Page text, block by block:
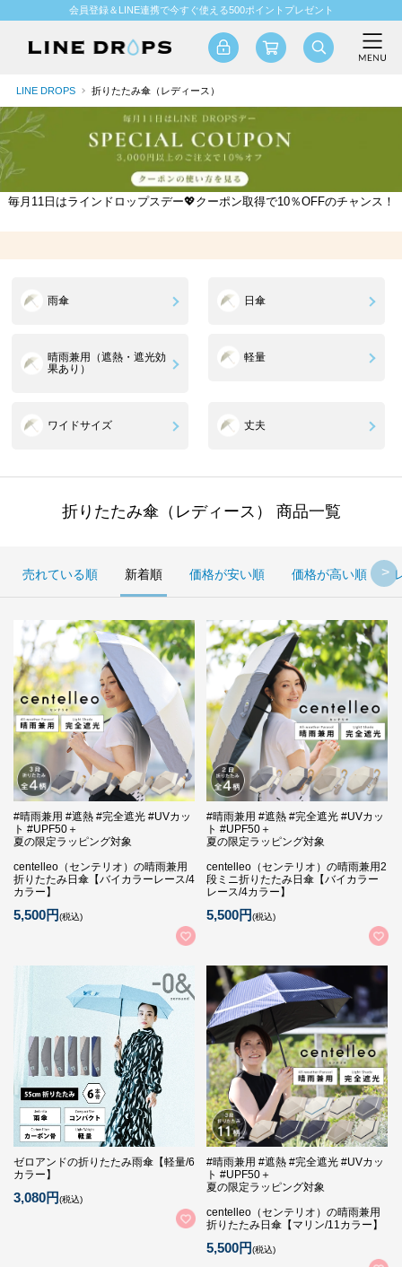
会員登録＆LINE連携で今すぐ使える500ポイントプレゼント
LINE DROPS 折りたたみ傘（レディース）
毎月11日はラインドロップスデー💖クーポン取得で10％OFFのチャンス！
雨傘 日傘
晴雨兼用（遮熱・遮光効
果あり）
軽量
ワイドサイズ 丈夫
折りたたみ傘（レディース） 商品一覧
売れている順 新着順 価格が安い順 価格が高い順
#晴雨兼用 #遮熱 #完全遮光 #UVカッ
ト #UPF50＋
夏の限定ラッピング対象
centelleo（センテリオ）の晴雨兼用
折りたたみ日傘【バイカラーレース/4
カラー】
5,500円(税込)
#晴雨兼用 #遮熱 #完全遮光 #UVカッ
ト #UPF50＋
夏の限定ラッピング対象
centelleo（センテリオ）の晴雨兼用2
段ミニ折りたたみ日傘【バイカラー
レース/4カラー】
5,500円(税込)
ゼロアンドの折りたたみ雨傘【軽量/6
カラー】
3,080円(税込)
#晴雨兼用 #遮熱 #完全遮光 #UVカッ
ト #UPF50＋
夏の限定ラッピング対象
centelleo（センテリオ）の晴雨兼用
折りたたみ日傘【マリン/11カラー】
5,500円(税込)